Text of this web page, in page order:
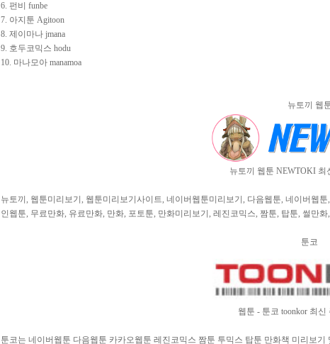
6. 펀비 funbe
7. 아지툰 Agitoon
8. 제이마나 jmana
9. 호두코믹스 hodu
10. 마나모아 manamoa
뉴토끼 웹
뉴토끼 웹툰 NEWTOKI 최
뉴토끼, 웹툰미리보기, 웹툰미리보기사이트, 네이버웹툰미리보기, 다음웹툰, 네이버웹
인웹툰, 무료만화, 유료만화, 만화, 포토툰, 만화미리보기, 레진코믹스, 짬툰, 탑툰, 썰만화
툰코
웹툰 - 툰코 toonkor 최신
툰코는 네이버웹툰 다음웹툰 카카오웹툰 레진코믹스 짬툰 투믹스 탑툰 만화책 미리보기